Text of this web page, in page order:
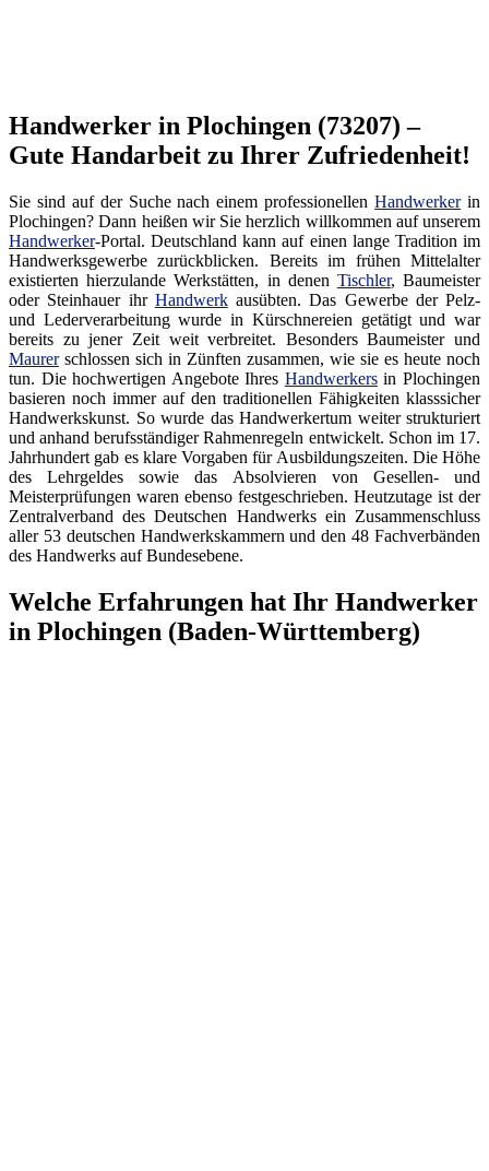
Handwerker in Plochingen (73207) –
Gute Handarbeit zu Ihrer Zufriedenheit!
Sie sind auf der Suche nach einem professionellenHandwerkerin
Plochingen? Dann heißen wir Sie herzlich willkommen auf unserem
Handwerker-Portal. Deutschland kann auf einen lange Tradition im
Handwerksgewerbe zurückblicken. Bereits im frühen Mittelalter
existierten hierzulande Werkstätten, in denen Tischler, Baumeister
oder Steinhauer ihr Handwerkausübten. Das Gewerbe der Pelz-
und Lederverarbeitung wurde in Kürschnereien getätigt und war
bereits zu jener Zeit weit verbreitet. Besonders Baumeister und
Maurerschlossen sich in Zünften zusammen, wie sie es heute noch
tun. Die hochwertigen Angebote Ihres Handwerkersin Plochingen
basieren noch immer auf den traditionellen Fähigkeiten klasssicher
Handwerkskunst. So wurde das Handwerkertum weiter strukturiert
und anhand berufsständiger Rahmenregeln entwickelt. Schon im 17.
Jahrhundert gab es klare Vorgaben für Ausbildungszeiten. Die Höhe
des Lehrgeldes sowie das Absolvieren von Gesellen- und
Meisterprüfungen waren ebenso festgeschrieben. Heutzutage ist der
Zentralverband des Deutschen Handwerks ein Zusammenschluss
aller 53 deutschen Handwerkskammern und den 48 Fachverbänden
des Handwerks auf Bundesebene.
Welche Erfahrungen hat Ihr Handwerker
in Plochingen (Baden-Württemberg)